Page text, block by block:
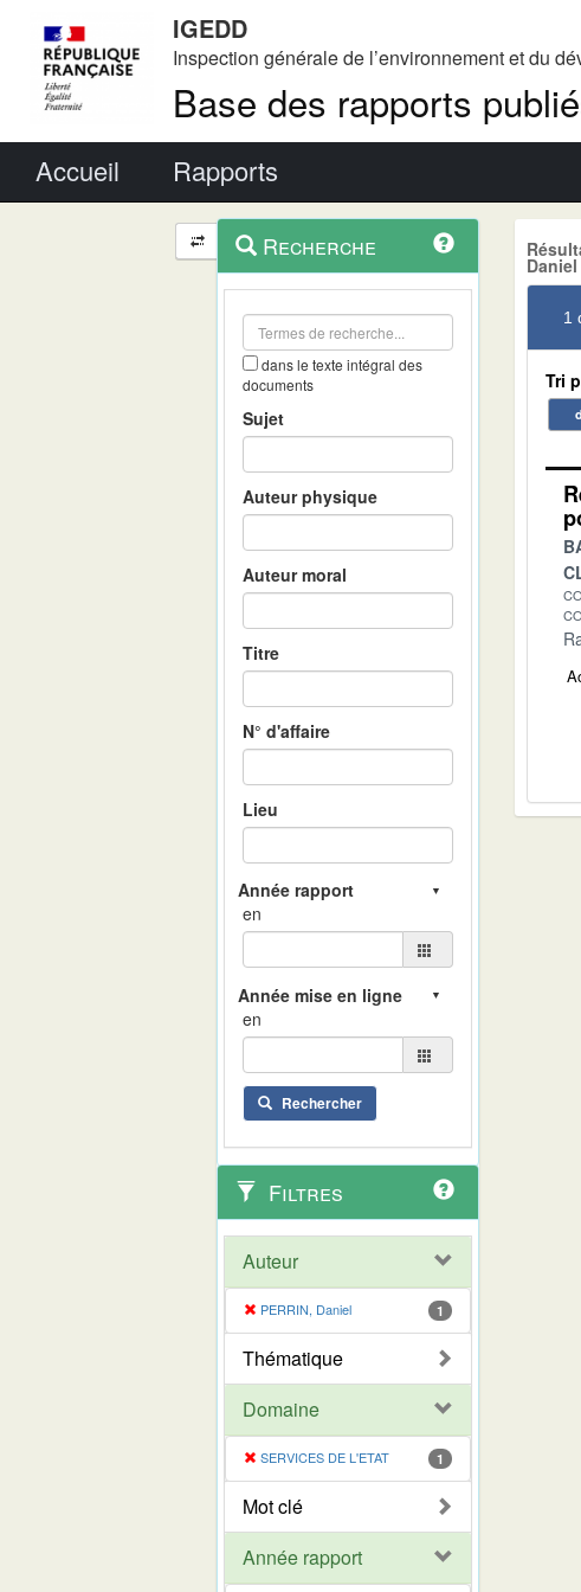
IGEDD
Inspection générale de l’environnement et du
Base des rapports
Accueil Rapports
Navigation
et
outils
contextuel
Recherche
dans le texte intégral des
documents
Sujet
Auteur physique
Auteur moral
Titre
N° d'affaire
Lieu
en
en
Rechercher
Filtres
Auteur
PERRIN, Daniel 1
Thématique
Domaine
SERVICES DE L'ETAT 1
Mot clé
Année rapport
Daniel
1
Tri